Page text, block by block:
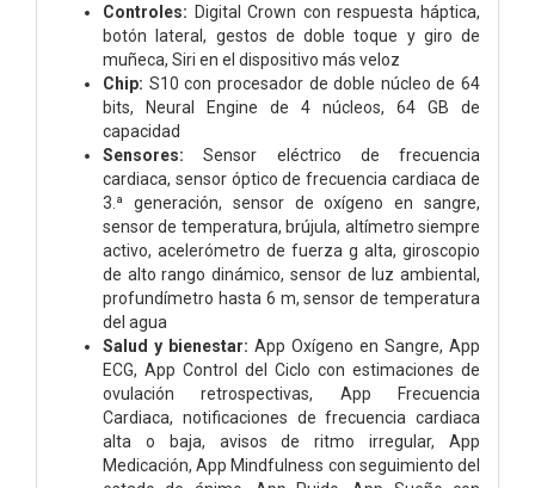
Controles: Digital Crown con respuesta háptica,
botón lateral, gestos de doble toque y giro de
muñeca, Siri en el dispositivo más veloz
Chip: S10 con procesador de doble núcleo de 64
bits, Neural Engine de 4 núcleos, 64 GB de
capacidad
Sensores: Sensor eléctrico de frecuencia
cardiaca, sensor óptico de frecuencia cardiaca de
3.ª generación, sensor de oxígeno en sangre,
sensor de temperatura, brújula, altímetro siempre
activo, acelerómetro de fuerza g alta, giroscopio
de alto rango dinámico, sensor de luz ambiental,
profundímetro hasta 6 m, sensor de temperatura
del agua
Salud y bienestar: App Oxígeno en Sangre, App
ECG, App Control del Ciclo con estimaciones de
ovulación retrospectivas, App Frecuencia
Cardiaca, notificaciones de frecuencia cardiaca
alta o baja, avisos de ritmo irregular, App
Medicación, App Mindfulness con seguimiento del